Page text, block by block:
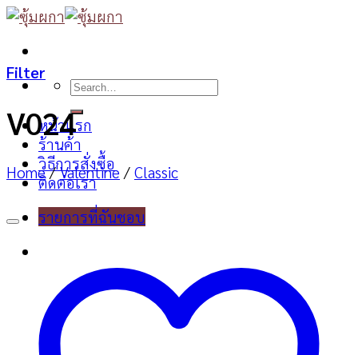
Skip
content
Search
หน้าแรก
ร้านค้า
วิธีการสั่งซื้อ
ติดต่อเรา
รายการที่ฉันชอบ
Filter
V024
Home / Valentine / Classic